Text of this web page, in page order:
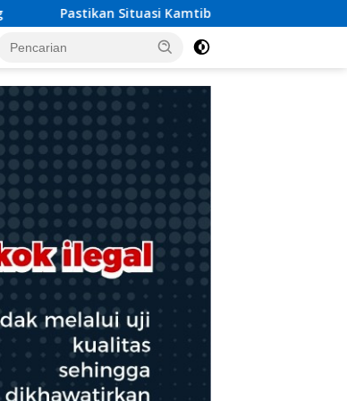
Tetap Kondusif, Polsek Sidemen Tingkatkan KRYD